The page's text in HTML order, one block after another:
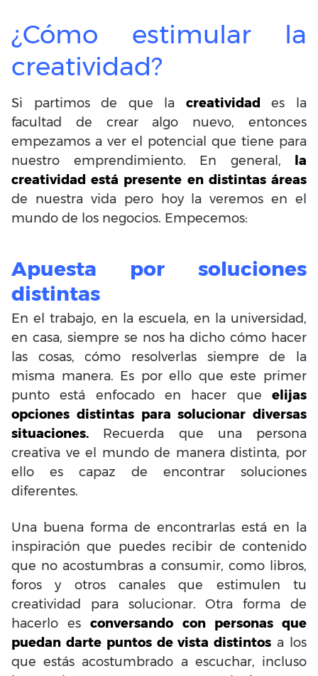
¿Cómo estimular la
creatividad?
Si partimos de que la creatividad es la
facultad de crear algo nuevo, entonces
empezamos a ver el potencial que tiene para
nuestro emprendimiento. En general, la
creatividad está presente en distintas áreas
de nuestra vida pero hoy la veremos en el
mundo de los negocios. Empecemos:
Apuesta por soluciones
distintas
En el trabajo, en la escuela, en la universidad,
en casa, siempre se nos ha dicho cómo hacer
las cosas, cómo resolverlas siempre de la
misma manera. Es por ello que este primer
punto está enfocado en hacer que elijas
opciones distintas para solucionar diversas
situaciones. Recuerda que una persona
creativa ve el mundo de manera distinta, por
ello es capaz de encontrar soluciones
diferentes.
Una buena forma de encontrarlas está en la
inspiración que puedes recibir de contenido
que no acostumbras a consumir, como libros,
foros y otros canales que estimulen tu
creatividad para solucionar. Otra forma de
hacerlo esconversando con personas que
puedan darte puntos de vista distintos a los
que estás acostumbrado a escuchar, incluso